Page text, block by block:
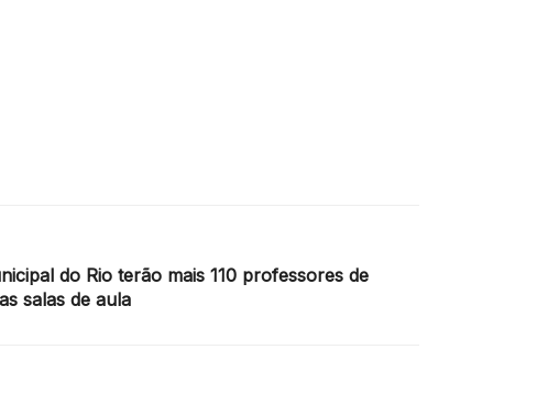
do Rio terão mais 110 professores de
salas de aula